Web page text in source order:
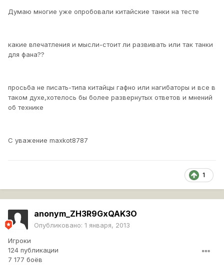
Думаю многие уже опробовали китайские танки на тесте
какие впечатления и мысли-стоит ли развивать или так танки
для фана??
просьба не писать-типа китайцы гафно или нагибаторы и все в
таком духе,хотелось бы более развернутых ответов и мнений
об технике
С уважение maxkot8787
1
anonym_ZH3R9GxQAK3O
Опубликовано: 1 января, 2013
Игроки
124 публикации
7 177 боёв